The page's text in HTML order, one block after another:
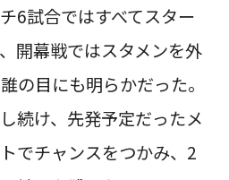
6試合ではすべてスター
開幕戦ではスタメンを外
の目にも明らかだった。
続け、先発予定だったメ
でチャンスをつかみ、2